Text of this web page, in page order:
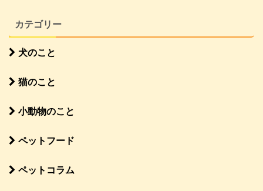
カテゴリー
犬のこと
猫のこと
小動物のこと
ペットフード
ペットコラム